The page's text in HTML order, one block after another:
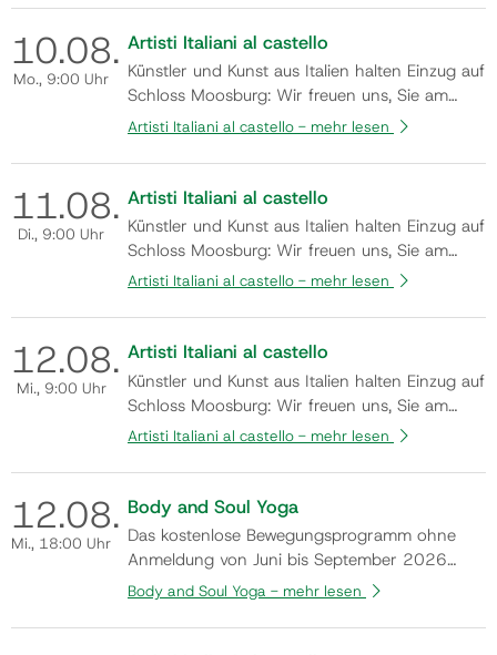
Mozart – einmal als junge Ehefrau an der Seite
des berühmten Komponisten im Wien von
1791, und später als reflektierende Wit…
10.08.
Mo., 9:00 Uhr
Artisti Italiani al castello
Künstler und Kunst aus Italien halten Einzug auf
Schloss Moosburg: Wir freuen uns, Sie am
Samstag, den 8. August 2026, um 19:00 Uhr
„ARTISTI ITALIANI AL CASTELLO“ herzlich
willkommen zu heißen. In der einzigartigen
Atmosphäre des Schlosses präsentieren ren…
Artisti Italiani al castello - mehr lesen
11.08.
Di., 9:00 Uhr
Artisti Italiani al castello
Künstler und Kunst aus Italien halten Einzug auf
Schloss Moosburg: Wir freuen uns, Sie am
Samstag, den 8. August 2026, um 19:00 Uhr
„ARTISTI ITALIANI AL CASTELLO“ herzlich
willkommen zu heißen. In der einzigartigen
Atmosphäre des Schlosses präsentieren ren…
Artisti Italiani al castello - mehr lesen
12.08.
Mi., 9:00 Uhr
Artisti Italiani al castello
Künstler und Kunst aus Italien halten Einzug auf
Schloss Moosburg: Wir freuen uns, Sie am
Samstag, den 8. August 2026, um 19:00 Uhr
„ARTISTI ITALIANI AL CASTELLO“ herzlich
willkommen zu heißen. In der einzigartigen
Atmosphäre des Schlosses präsentieren ren…
Artisti Italiani al castello - mehr lesen
12.08.
Mi., 18:00 Uhr
Body and Soul Yoga
Das kostenlose Bewegungsprogramm ohne
Anmeldung von Juni bis September 2026
unter der Kursleitung von Mag. Silvia
Body and Soul Yoga - mehr lesen